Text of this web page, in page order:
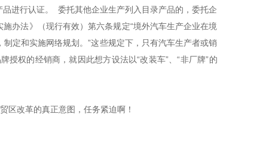
进行认证。 委托其他企业生产列入目录产品的，委托企
办法》（现行有效）第六条规定“境外汽车生产企业在境
定和实施网络规划。”这些规定下，只有汽车生产者或销
权的经销商，就因此想方设法以“改装车”、“非厂牌”的
区改革的真正意图，任务紧迫啊！